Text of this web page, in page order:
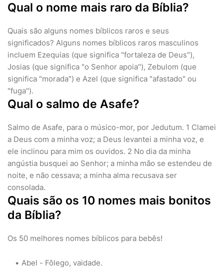
Qual o nome mais raro da Bíblia?
Quais são alguns nomes bíblicos raros e seus
significados? Alguns nomes bíblicos raros masculinos
incluem Ezequias (que significa "fortaleza de Deus"),
Josias (que significa "o Senhor apoia"), Zebulom (que
significa "morada") e Azel (que significa "afastado" ou
"fuga").
Qual o salmo de Asafe?
Salmo de Asafe, para o músico-mor, por Jedutum. 1 Clamei
a Deus com a minha voz; a Deus levantei a minha voz, e
ele inclinou para mim os ouvidos. 2 No dia da minha
angústia busquei ao Senhor; a minha mão se estendeu de
noite, e não cessava; a minha alma recusava ser
consolada.
Quais são os 10 nomes mais bonitos
da Bíblia?
Os 50 melhores nomes bíblicos para bebês!
Abel - Fôlego, vaidade.